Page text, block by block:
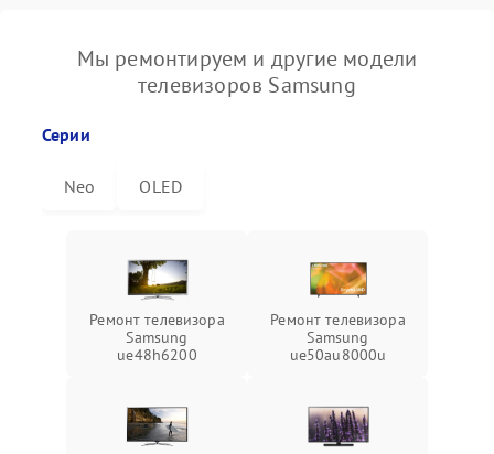
Мы ремонтируем и другие модели
телевизоров Samsung
Серии
Neo OLED
Ремонт телевизора
Samsung
ue48h6200
Ремонт телевизора
Samsung
ue50au8000u